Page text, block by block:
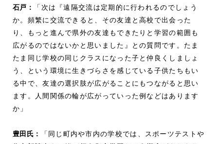
石戸：
「次は『遠隔交流は定期的に行われるのでしょう
か。頻繁に交流できると、その友達と高校で出会った
り、もっと進んで県外の友達もできたりと学習の範囲も
広がるのではないかと思いました』との質問です。たま
たま同じ学校の同じクラスになった子と仲良くしましょ
う、という環境に生きづらさを感じている子供たちもい
る中で、友達の選択肢が広がることにもつながると思い
ます。人間関係の輪が広がっていった例などはあります
か」
豊田氏：
「同じ町内や市内の学校では、スポーツテストや